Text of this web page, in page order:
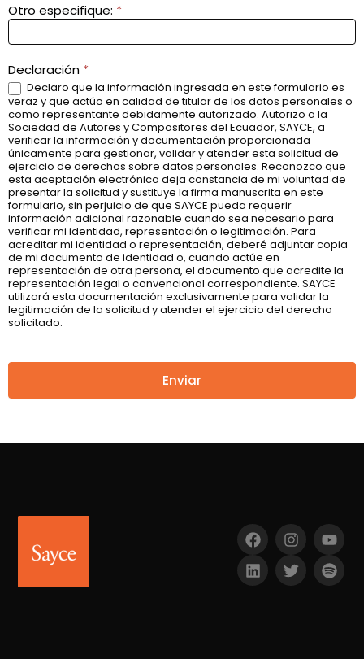
Otro especifique: *
Declaración *
Declaro que la información ingresada en este formulario es
veraz y que actúo en calidad de titular de los datos personales o
como representante debidamente autorizado. Autorizo a la
Sociedad de Autores y Compositores del Ecuador, SAYCE, a
verificar la información y documentación proporcionada
únicamente para gestionar, validar y atender esta solicitud de
ejercicio de derechos sobre datos personales. Reconozco que
esta aceptación electrónica deja constancia de mi voluntad de
presentar la solicitud y sustituye la firma manuscrita en este
formulario, sin perjuicio de que SAYCE pueda requerir
información adicional razonable cuando sea necesario para
verificar mi identidad, representación o legitimación. Para
acreditar mi identidad o representación, deberé adjuntar copia
de mi documento de identidad o, cuando actúe en
representación de otra persona, el documento que acredite la
representación legal o convencional correspondiente. SAYCE
utilizará esta documentación exclusivamente para validar la
legitimación de la solicitud y atender el ejercicio del derecho
solicitado.
Enviar